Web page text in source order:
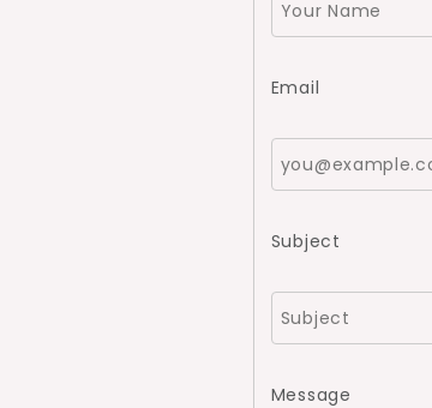
Email
Subject
Message